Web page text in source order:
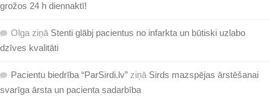
grožos 24 h diennaktī!
Olga ziņā Stenti glābj pacientus no infarkta un būtiski uzlabo
dzīves kvalitāti
Pacientu biedrība “ParSirdi.lv” ziņā Sirds mazspējas ārstēšanai
svarīga ārsta un pacienta sadarbība